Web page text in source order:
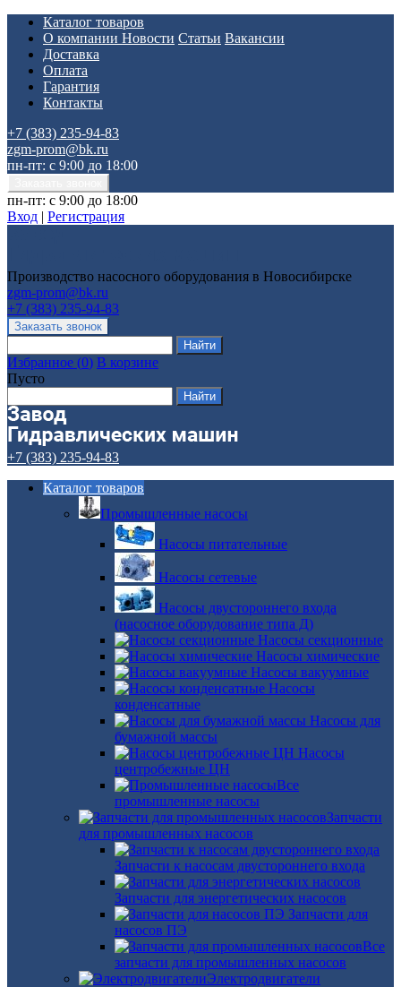
Каталог товаров
О компании Новости Статьи Вакансии
Доставка
Оплата
Гарантия
Контакты
+7 (383) 235-94-83
zgm-prom@bk.ru
пн-пт: с 9:00 до 18:00
пн-пт: с 9:00 до 18:00
Вход | Регистрация
Производство насосного оборудования в Новосибирске
zgm-prom@bk.ru
+7 (383) 235-94-83
Избранное (0) В корзине
Пусто
+7 (383) 235-94-83
Каталог товаров
Промышленные насосы
Насосы питательные
Насосы сетевые
Насосы двустороннего входа
(насосное оборудование типа Д)
Насосы секционные
Насосы химические
Насосы вакуумные
Насосы
конденсатные
Насосы для
бумажной массы
Насосы
центробежные ЦН
Все
промышленные насосы
Запчасти
для промышленных насосов
Запчасти к насосам двустороннего входа
Запчасти для энергетических насосов
Запчасти для
насосов ПЭ
Все
запчасти для промышленных насосов
Электродвигатели